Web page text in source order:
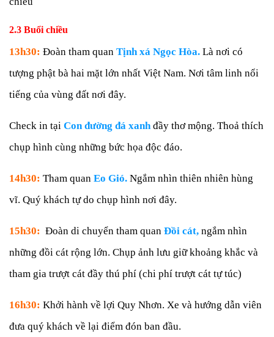
2.3 Buổi chiều
13h30: Đoàn tham quan Tịnh xá Ngọc Hòa. Là nơi có
tượng phật bà hai mặt lớn nhất Việt Nam. Nơi tâm linh nổi
tiếng của vùng đất nơi đây.
Check in tại Con đường đá xanh đầy thơ mộng. Thoả thích
chụp hình cùng những bức họa độc đáo.
14h30: Tham quan Eo Gió. Ngắm nhìn thiên nhiên hùng
vĩ. Quý khách tự do chụp hình nơi đây.
15h30: Đoàn di chuyển tham quan Đồi cát, ngắm nhìn
những đồi cát rộng lớn. Chụp ảnh lưu giữ khoảng khắc và
tham gia trượt cát đầy thú phí (chi phí trượt cát tự túc)
16h30: Khởi hành về lợi Quy Nhơn. Xe và hướng dẫn viên
đưa quý khách về lại điểm đón ban đầu.